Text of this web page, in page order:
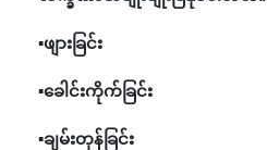
▪️ဖျားခြင်း
▪️ခေါင်းကိုက်ခြင်း
▪️ချမ်းတုန်ခြင်း